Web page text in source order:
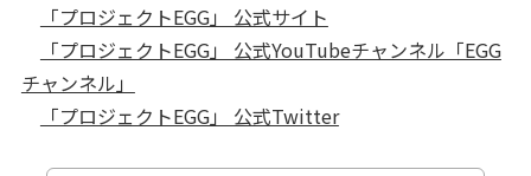
「プロジェクトEGG」 公式サイト
「プロジェクトEGG」 公式YouTubeチャンネル「EGG
チャンネル」
「プロジェクトEGG」 公式Twitter